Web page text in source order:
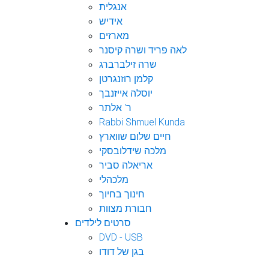
אנגלית
אידיש
מארזים
לאה פריד ושרה קיסנר
שרה זילברברג
קלמן רוזנגרטן
יוסלה אייזנבך
ר' אלתר
Rabbi Shmuel Kunda
חיים שלום שווארץ
מלכה שידלובסקי
אריאלה סביר
מלכהלי
חינוך בחיוך
חבורת מצוות
סרטים לילדים
DVD - USB
בגן של דודו